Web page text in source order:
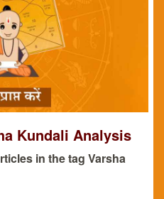
Kundali Analysis
in the tag Varsha